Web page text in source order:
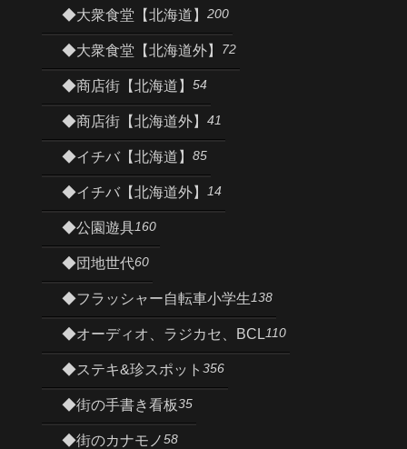
◆大衆食堂【北海道】 200
◆大衆食堂【北海道外】 72
◆商店街【北海道】 54
◆商店街【北海道外】 41
◆イチバ【北海道】 85
◆イチバ【北海道外】 14
◆公園遊具160
◆団地世代60
◆フラッシャー自転車小学生138
◆オーディオ、ラジカセ、BCL110
◆ステキ&珍スポット 356
◆街の手書き看板35
◆街のカナモノ58